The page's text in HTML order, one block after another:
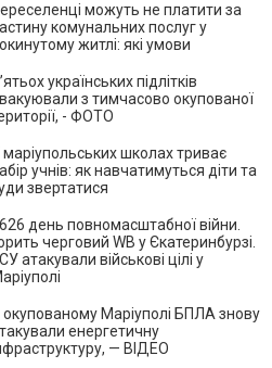
можуть не платити за
комунальних послуг у
житлі: які умови
українських підлітків
з тимчасово окупованої
- ФОТО
маріупольських школах триває
учнів: як навчатимуться діти та
звертатися
день повномасштабної війни.
черговий WB у Єкатеринбурзі.
атакували військові цілі у
окупованому Маріуполі БПЛА знову
енергетичну
— ВІДЕО